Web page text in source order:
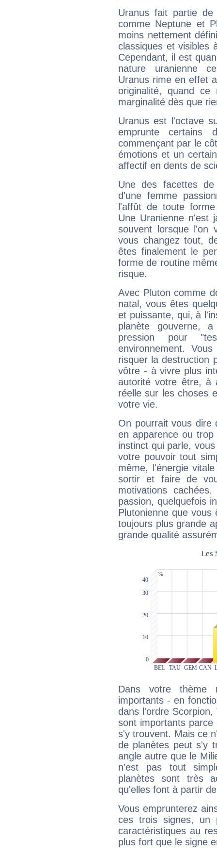
Uranus fait partie
comme Neptune et
moins nettement
classiques et visibles
Cependant, il est
nature uranienne
Uranus rime en effet
originalité, quand ce
marginalité dès que
Uranus est l'octave
emprunte
commençant par le
émotions et un
affectif en dents de
Une des facettes
d'une femme
l'affût de toute
Une Uranienne n'est
souvent lorsque l'on
vous changez tout,
êtes finalement le
forme de routine
risque.
Avec Pluton comme
natal, vous êtes
et puissante, qui, à
planète gouverne,
pression pour
environnement.
risquer la destruction
vôtre - à vivre plus
autorité votre être, à
réelle sur les choses
votre vie.
On pourrait vous dire
en apparence ou
instinct qui parle,
votre pouvoir tout
même, l'énergie
sortir et faire de
motivations
passion, quelquefois
Plutonienne que
toujours plus grande
grande qualité
Dans votre thème
importants - en
dans l'ordre
sont importants parce
s'y trouvent. Mais ce
de planètes peut s'y
angle autre que le
n'est pas tout
planètes sont très
qu'elles font à partir
Vous emprunterez
ces trois signes, un
caractéristiques au
plus fort que le signe